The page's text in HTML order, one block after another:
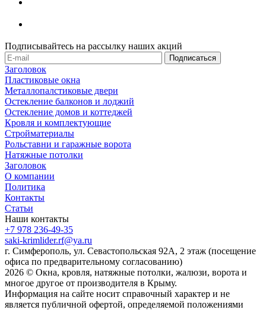
Подписывайтесь на рассылку наших акций
Заголовок
Пластиковые окна
Металлопалстиковые двери
Остекление балконов и лоджий
Остекление домов и коттеджей
Кровля и комплектующие
Стройматериалы
Рольставни и гаражные ворота
Натяжные потолки
Заголовок
О компании
Политика
Контакты
Статьи
Наши контакты
+7 978 236-49-35
saki-krimlider.rf@ya.ru
г. Симферополь, ул. Севастопольская 92А, 2 этаж (посещение
офиса по предварительному согласованию)
2026 © Окна, кровля, натяжные потолки, жалюзи, ворота и
многое другое от производителя в Крыму.
Информация на сайте носит справочный характер и не
является публичной офертой, определяемой положениями